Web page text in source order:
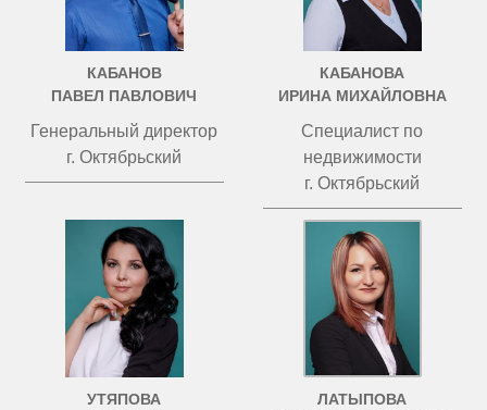
КАБАНОВ
ПАВЕЛ ПАВЛОВИЧ
Генеральный директор
г. Октябрьский
КАБАНОВА
ИРИНА МИХАЙЛОВНА
Специалист по
недвижимости
г. Октябрьский
УТЯПОВА
ЛАТЫПОВА